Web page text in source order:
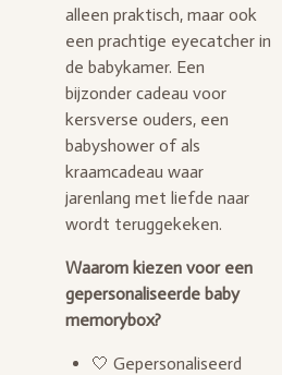
alleen praktisch, maar ook
een prachtige eyecatcher in
de babykamer. Een
bijzonder cadeau voor
kersverse ouders, een
babyshower of als
kraamcadeau waar
jarenlang met liefde naar
wordt teruggekeken.
Waarom kiezen voor een
gepersonaliseerde baby
memorybox?
🤍 Gepersonaliseerd